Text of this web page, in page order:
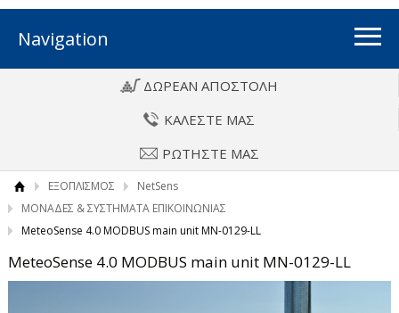
Navigation
ΔΩΡΕΑΝ ΑΠΟΣΤΟΛΗ
ΚΑΛΕΣΤΕ ΜΑΣ
ΡΩΤΗΣΤΕ ΜΑΣ
ΕΞΟΠΛΙΣΜΟΣ
NetSens
ΜΟΝΑΔΕΣ & ΣΥΣΤΗΜΑΤΑ ΕΠΙΚΟΙΝΩΝΙΑΣ
MeteoSense 4.0 MODBUS main unit MN-0129-LL
MeteoSense 4.0 MODBUS main unit MN-0129-LL